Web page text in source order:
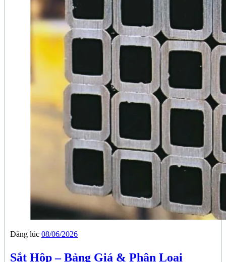
Đăng lúc 08/06/2026
Sắt Hộp – Bảng Giá & Phân Loại